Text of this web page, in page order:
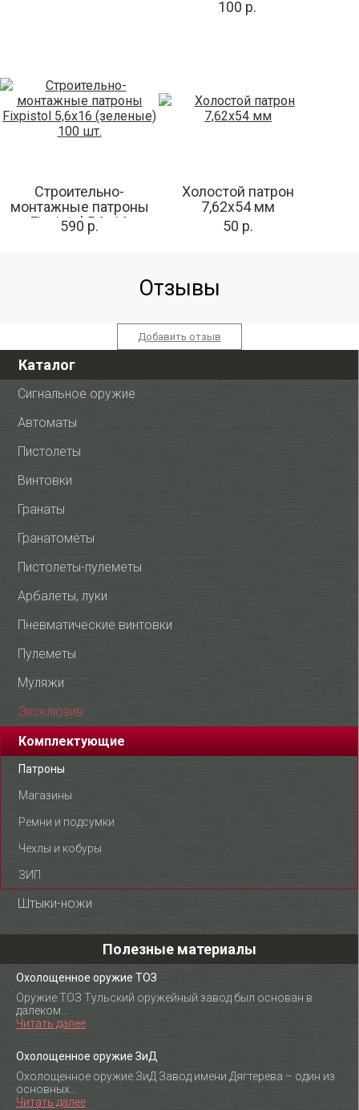
100 р.
Строительно-
монтажные патроны
Fixpistol 5,6x16
(зеленые) 100 шт.
590 р.
Холостой патрон
7,62х54 мм
50 р.
Отзывы
Добавить отзыв
Каталог
Сигнальное оружие
Автоматы
Пистолеты
Винтовки
Гранаты
Гранатомёты
Пистолеты-пулеметы
Арбалеты, луки
Пневматические винтовки
Пулеметы
Муляжи
Эксклюзив
Комплектующие
Патроны
Магазины
Ремни и подсумки
Чехлы и кобуры
ЗИП
Штыки-ножи
Полезные материалы
Охолощенное оружие ТОЗ
Оружие ТОЗ Тульский оружейный завод был основан в
далеком…
Читать далее
Охолощенное оружие ЗиД
Охолощенное оружие ЗиД Завод имени Дягтерева – один из
основных…
Читать далее